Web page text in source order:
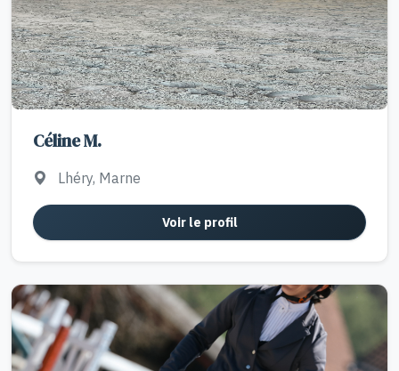
Céline M.
Lhéry, Marne
Voir le profil